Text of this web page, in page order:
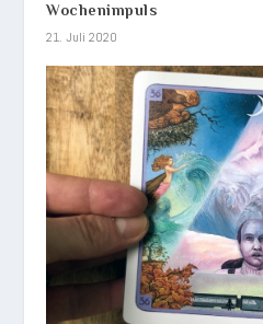
Wochenimpuls
21. Juli 2020